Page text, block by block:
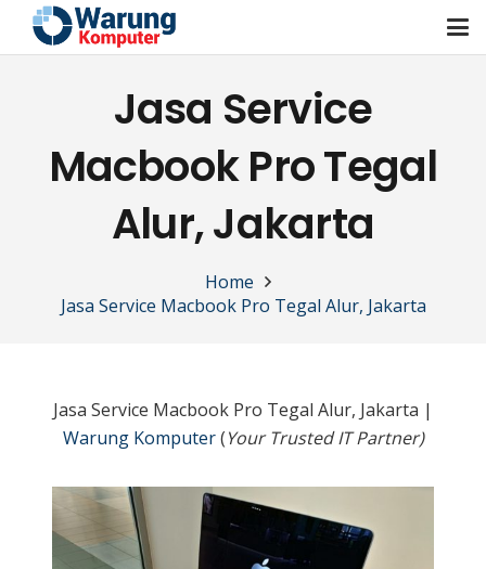
Jasa Service
Macbook Pro Tegal
Alur, Jakarta
Home
Jasa Service Macbook Pro Tegal Alur, Jakarta
Jasa Service Macbook Pro Tegal Alur, Jakarta |
Warung Komputer(Your Trusted IT Partner)